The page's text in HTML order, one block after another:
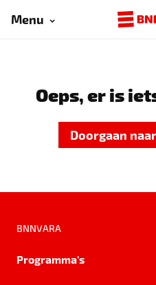
Menu
Oeps, er is
Doorgaan
BNNVARA
Programma's